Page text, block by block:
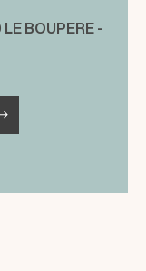
BOUPERE -